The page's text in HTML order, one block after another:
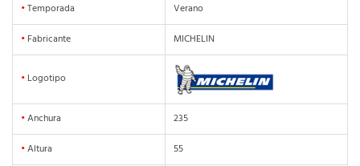
•Temporada
Verano
• Fabricante MICHELIN
• Logotipo
•Anchura
235
•Altura
55